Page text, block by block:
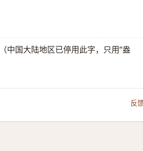
中国大陆地区已停用此字，只用“盎
反